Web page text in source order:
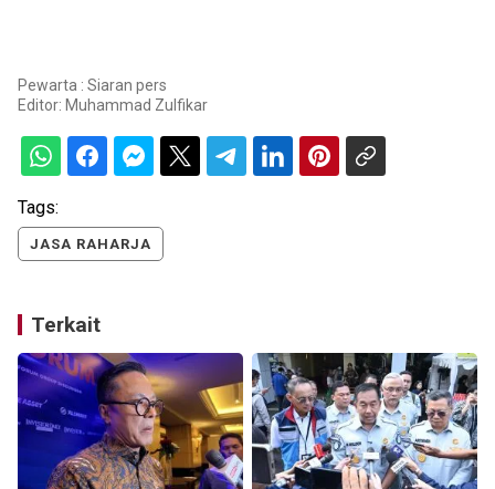
Pewarta : Siaran pers
Editor: Muhammad Zulfikar
Tags:
JASA RAHARJA
Terkait